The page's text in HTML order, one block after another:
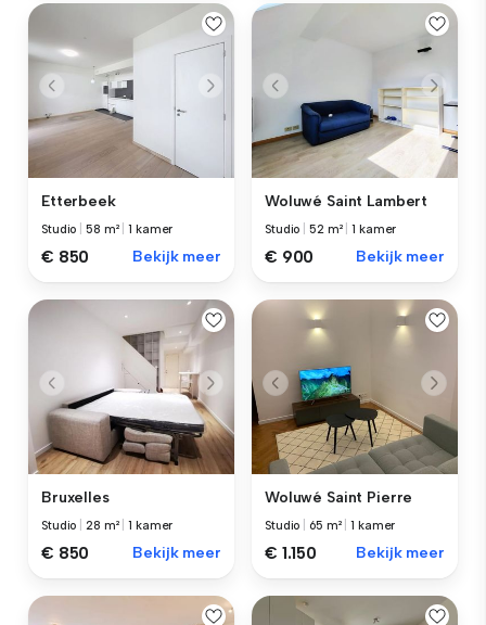
Etterbeek
Studio |58 m² |1 kamer
€ 850 Bekijk meer
Woluwé Saint Lambert
Studio |52 m² |1 kamer
€ 900 Bekijk meer
Bruxelles
Studio |28 m² |1 kamer
€ 850 Bekijk meer
Woluwé Saint Pierre
Studio 65 m² |1 kamer
€ 1.150 Bekijk meer